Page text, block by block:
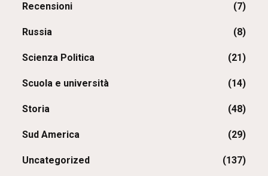
Recensioni (7)
Russia (8)
Scienza Politica (21)
Scuola e università (14)
Storia (48)
Sud America (29)
Uncategorized (137)